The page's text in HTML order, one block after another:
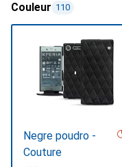
Couleur 110
Negre poudro -
Couture